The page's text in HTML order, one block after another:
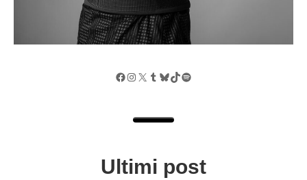
Facebook
Instagram
X Tumblr
Bluesky
TikTokSpotify
Ultimi post